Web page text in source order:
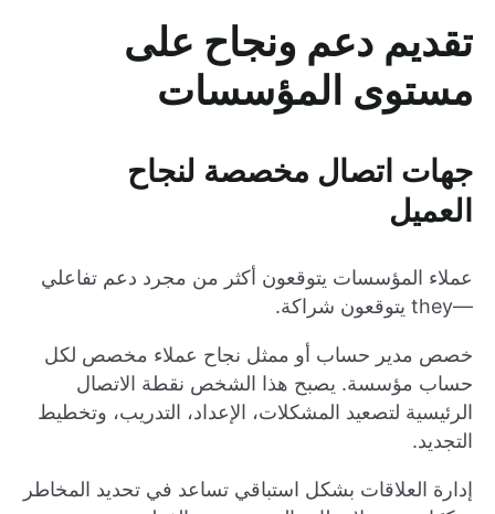
تقديم دعم ونجاح على
مستوى المؤسسات
جهات اتصال مخصصة لنجاح
العميل
عملاء المؤسسات يتوقعون أكثر من مجرد دعم تفاعلي
—they يتوقعون شراكة.
خصص مدير حساب أو ممثل نجاح عملاء مخصص لكل
حساب مؤسسة. يصبح هذا الشخص نقطة الاتصال
الرئيسية لتصعيد المشكلات، الإعداد، التدريب، وتخطيط
التجديد.
إدارة العلاقات بشكل استباقي تساعد في تحديد المخاطر